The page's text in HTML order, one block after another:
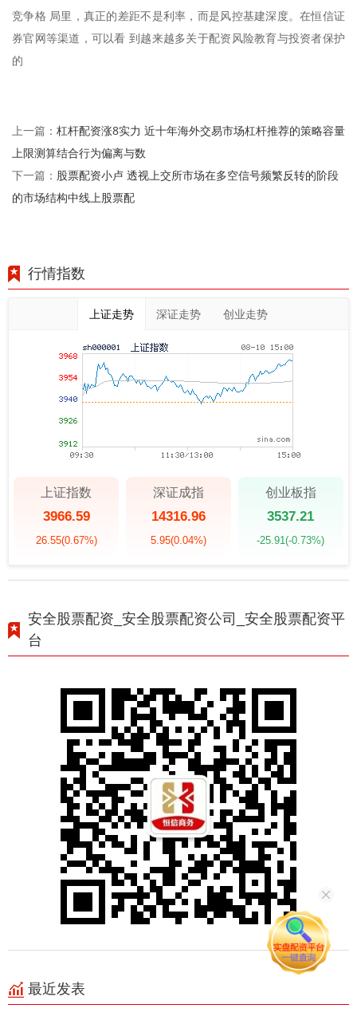
竞争格 局里，真正的差距不是利率，而是风控基建深度。在恒信证
券官网等渠道，可以看 到越来越多关于配资风险教育与投资者保护
的
上一篇： 杠杆配资涨8实力 近十年海外交易市场杠杆推荐的策略容量
上限测算结合行为偏离与数
下一篇： 股票配资小卢 透视上交所市场在多空信号频繁反转的阶段
的市场结构中线上股票配
行情指数
上证走势 深证走势 创业走势
上证指数
3966.59
26.55(0.67%)
深证成指
14316.96
5.95(0.04%)
创业板指
3537.21
-25.91(-0.73%)
安全股票配资_安全股票配资公司_安全股票配资平
台
最近发表